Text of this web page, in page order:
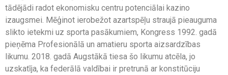
tādējādi radot ekonomisku centru potenciālai kazino
izaugsmei. Mēģinot ierobežot azartspēļu straujā pieauguma
slikto ietekmi uz sporta pasākumiem, Kongress 1992. gadā
pieņēma Profesionālā un amatieru sporta aizsardzības
likumu. 2018. gadā Augstākā tiesa šo likumu atcēla, jo
uzskatīja, ka federālā valdībai ir pretrunā ar konstitūciju